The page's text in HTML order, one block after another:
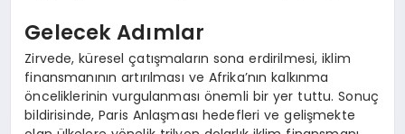
Gelecek Adımlar
Zirvede, küresel çatışmaların sona erdirilmesi, iklim
finansmanının artırılması ve Afrika’nın kalkınma
önceliklerinin vurgulanması önemli bir yer tuttu. Sonuç
bildirisinde, Paris Anlaşması hedefleri ve gelişmekte